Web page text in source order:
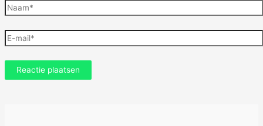
Naam*
E-
mail*